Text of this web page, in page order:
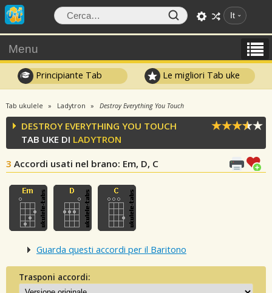
It
Menu
Principiante Tab Le migliori Tab uke
Tab ukulele Ladytron Destroy Everything You Touch
DESTROY EVERYTHING YOU TOUCH
TAB UKE DI LADYTRON
3 Accordi usati nel brano: Em, D, C
Guarda questi accordi per il Baritono
Trasponi accordi: